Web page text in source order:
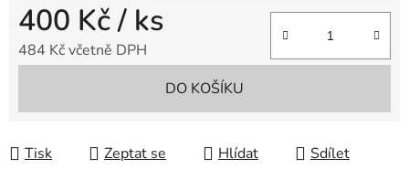
400 Kč/ ks
484 Kč včetně DPH
DO KOŠÍKU
Tisk Zeptat se Hlídat Sdílet